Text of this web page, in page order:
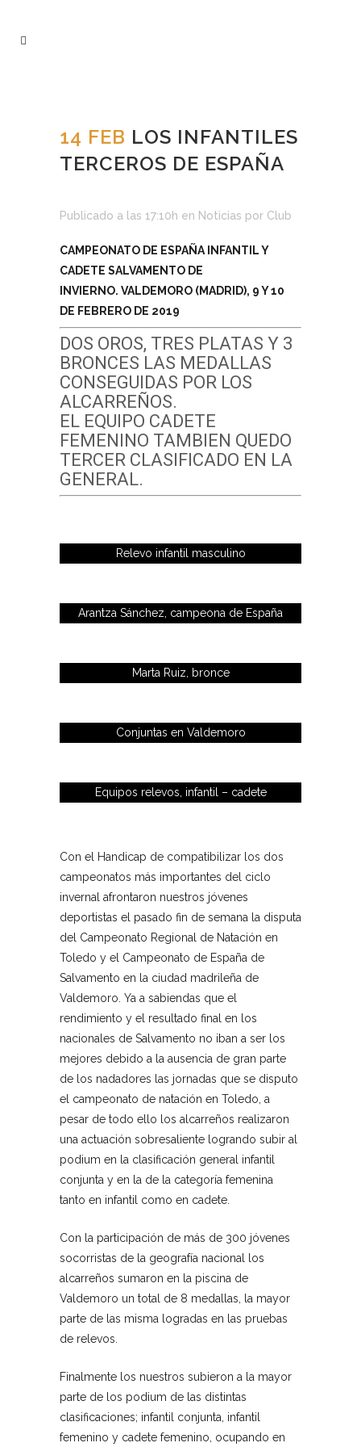
14 FEB LOS INFANTILES
TERCEROS DE ESPAÑA
Publicado a las 17:10h en Noticias por Club
CAMPEONATO DE ESPAÑA INFANTIL Y
CADETE SALVAMENTO DE
INVIERNO. VALDEMORO (MADRID), 9 Y 10
DE FEBRERO DE 2019
DOS OROS, TRES PLATAS Y 3
BRONCES LAS MEDALLAS
CONSEGUIDAS POR LOS
ALCARREÑOS.
EL EQUIPO CADETE
FEMENINO TAMBIEN QUEDO
TERCER CLASIFICADO EN LA
GENERAL.
Relevo infantil masculino
Arantza Sánchez, campeona de España
Marta Ruiz, bronce
Conjuntas en Valdemoro
Equipos relevos, infantil – cadete
Con el Handicap de compatibilizar los dos
campeonatos más importantes del ciclo
invernal afrontaron nuestros jóvenes
deportistas el pasado fin de semana la disputa
del Campeonato Regional de Natación en
Toledo y el Campeonato de España de
Salvamento en la ciudad madrileña de
Valdemoro. Ya a sabiendas que el
rendimiento y el resultado final en los
nacionales de Salvamento no iban a ser los
mejores debido a la ausencia de gran parte
de los nadadores las jornadas que se disputo
el campeonato de natación en Toledo, a
pesar de todo ello los alcarreños realizaron
una actuación sobresaliente logrando subir al
podium en la clasificación general infantil
conjunta y en la de la categoría femenina
tanto en infantil como en cadete.
Con la participación de más de 300 jóvenes
socorristas de la geografía nacional los
alcarreños sumaron en la piscina de
Valdemoro un total de 8 medallas, la mayor
parte de las misma logradas en las pruebas
de relevos.
Finalmente los nuestros subieron a la mayor
parte de los podium de las distintas
clasificaciones; infantil conjunta, infantil
femenino y cadete femenino, ocupando en